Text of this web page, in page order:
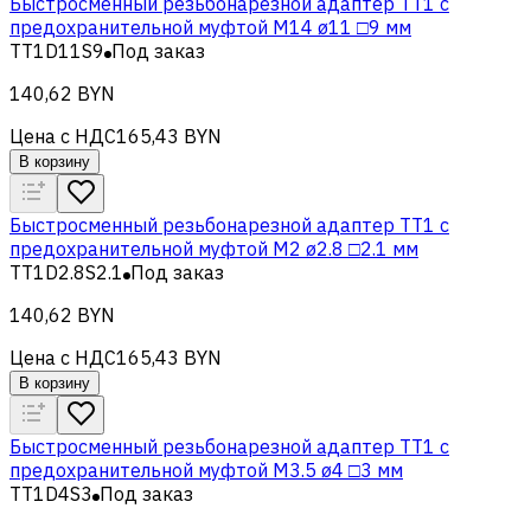
предохранительной муфтой M14 ø11 □9 мм
TT1D11S9 Под заказ
140,62 BYN
Цена с НДС165,43 BYN
В корзину
Быстросменный резьбонарезной адаптер TT1 с
предохранительной муфтой M2 ø2.8 □2.1 мм
TT1D2.8S2.1 Под заказ
140,62 BYN
Цена с НДС165,43 BYN
В корзину
Быстросменный резьбонарезной адаптер TT1 с
предохранительной муфтой M3.5 ø4 □3 мм
TT1D4S3 Под заказ